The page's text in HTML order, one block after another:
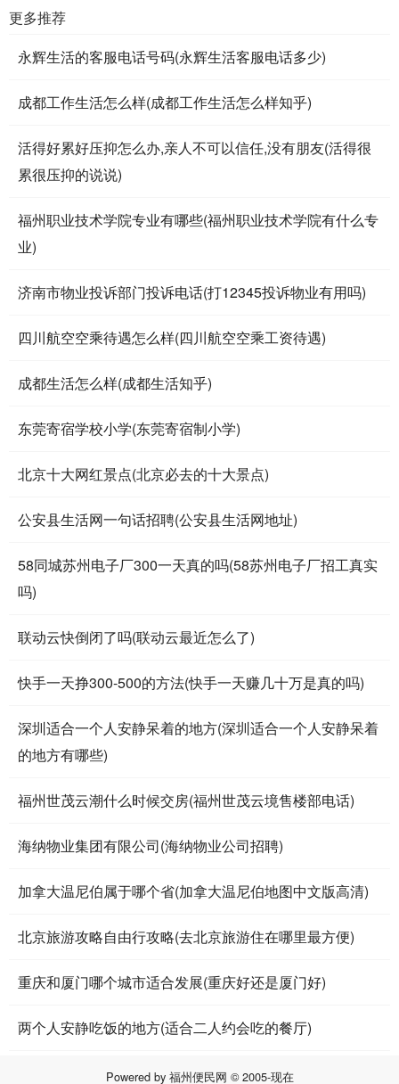
更多推荐
永辉生活的客服电话号码(永辉生活客服电话多少)
成都工作生活怎么样(成都工作生活怎么样知乎)
活得好累好压抑怎么办,亲人不可以信任,没有朋友(活得很
累很压抑的说说)
福州职业技术学院专业有哪些(福州职业技术学院有什么专
业)
济南市物业投诉部门投诉电话(打12345投诉物业有用吗)
四川航空空乘待遇怎么样(四川航空空乘工资待遇)
成都生活怎么样(成都生活知乎)
东莞寄宿学校小学(东莞寄宿制小学)
北京十大网红景点(北京必去的十大景点)
公安县生活网一句话招聘(公安县生活网地址)
58同城苏州电子厂300一天真的吗(58苏州电子厂招工真实
吗)
联动云快倒闭了吗(联动云最近怎么了)
快手一天挣300-500的方法(快手一天赚几十万是真的吗)
深圳适合一个人安静呆着的地方(深圳适合一个人安静呆着
的地方有哪些)
福州世茂云潮什么时候交房(福州世茂云境售楼部电话)
海纳物业集团有限公司(海纳物业公司招聘)
加拿大温尼伯属于哪个省(加拿大温尼伯地图中文版高清)
北京旅游攻略自由行攻略(去北京旅游住在哪里最方便)
重庆和厦门哪个城市适合发展(重庆好还是厦门好)
两个人安静吃饭的地方(适合二人约会吃的餐厅)
Powered by 福州便民网 © 2005-现在